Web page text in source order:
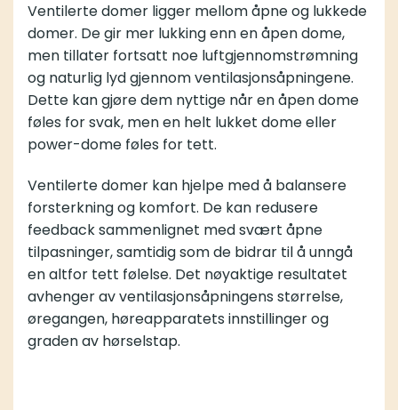
Ventilerte domer ligger mellom åpne og lukkede
domer. De gir mer lukking enn en åpen dome,
men tillater fortsatt noe luftgjennomstrømning
og naturlig lyd gjennom ventilasjonsåpningene.
Dette kan gjøre dem nyttige når en åpen dome
føles for svak, men en helt lukket dome eller
power-dome føles for tett.
Ventilerte domer kan hjelpe med å balansere
forsterkning og komfort. De kan redusere
feedback sammenlignet med svært åpne
tilpasninger, samtidig som de bidrar til å unngå
en altfor tett følelse. Det nøyaktige resultatet
avhenger av ventilasjonsåpningens størrelse,
øregangen, høreapparatets innstillinger og
graden av hørselstap.